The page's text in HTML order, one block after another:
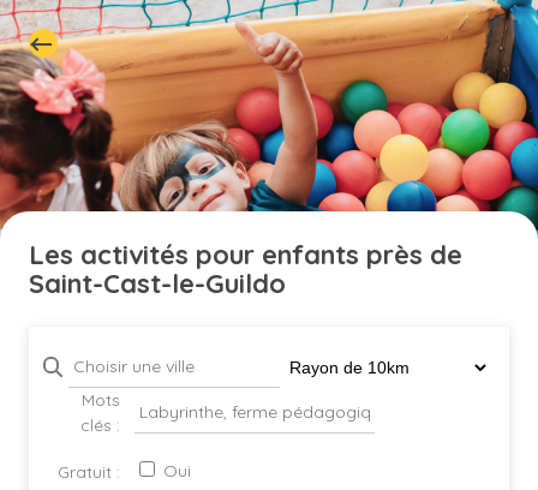
Les activités pour enfants près de
Saint-Cast-le-Guildo
Mots
clés :
Gratuit : Oui